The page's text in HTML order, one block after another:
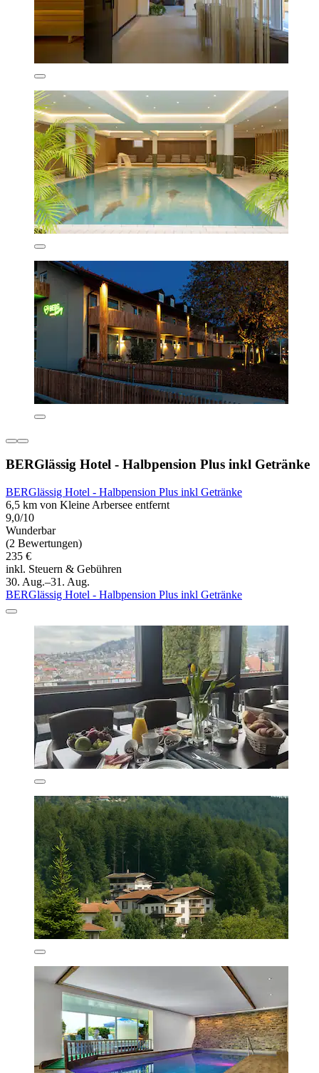
BERGlässig Hotel - Halbpension Plus inkl Getränke
BERGlässig Hotel - Halbpension Plus inkl Getränke
6,5 km von Kleine Arbersee entfernt
9,0/10
Wunderbar
(2 Bewertungen)
235 €
inkl. Steuern & Gebühren
30. Aug.–31. Aug.
BERGlässig Hotel - Halbpension Plus inkl Getränke